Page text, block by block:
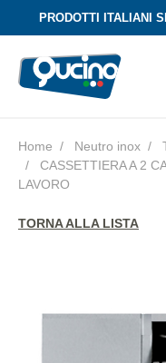
PRODOTTI ITALIANI
Home Neutro inox
CASSETTIERA A 2
LAVORO
TORNA ALLA LISTA